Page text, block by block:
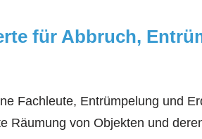
für Abbruch,
Fachleute, Entrümpelung und
Räumung von Objekten und